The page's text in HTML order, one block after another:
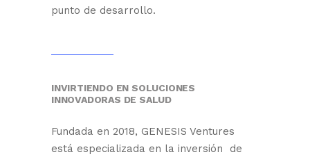
punto de desarrollo.
INVIRTIENDO EN SOLUCIONES
INNOVADORAS DE SALUD
Fundada en 2018, GENESIS Ventures
está especializada en la inversión de